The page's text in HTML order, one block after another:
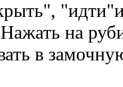
на
в